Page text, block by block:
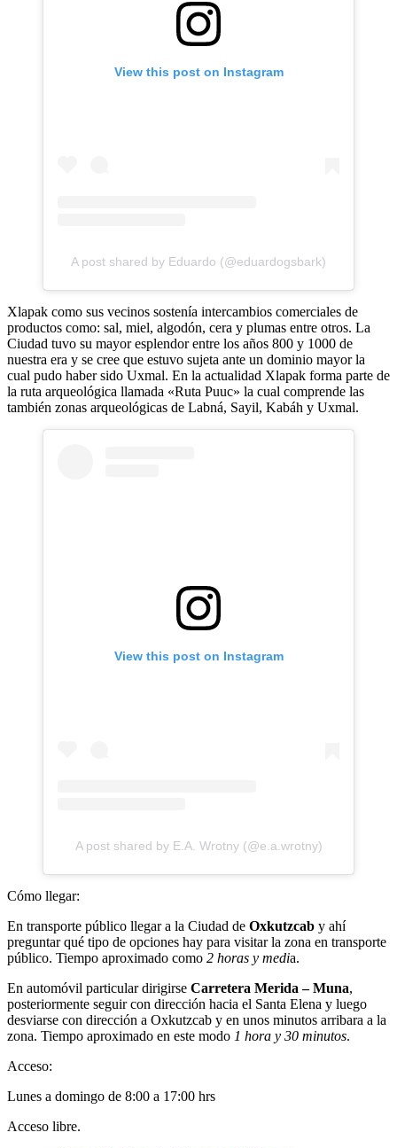
View this post on Instagram
A post shared by Eduardo (@eduardogsbark)
Xlapak como sus vecinos sostenía intercambios comerciales de
productos como: sal, miel, algodón, cera y plumas entre otros. La
Ciudad tuvo su mayor esplendor entre los años 800 y 1000 de
nuestra era y se cree que estuvo sujeta ante un dominio mayor la
cual pudo haber sido Uxmal. En la actualidad Xlapak forma parte de
la ruta arqueológica llamada «Ruta Puuc» la cual comprende las
también zonas arqueológicas de Labná, Sayil, Kabáh y Uxmal.
View this post on Instagram
A post shared by E.A. Wrotny (@e.a.wrotny)
Cómo llegar:
En transporte público llegar a la Ciudad de Oxkutzcab y ahí
preguntar qué tipo de opciones hay para visitar la zona en transporte
público. Tiempo aproximado como 2 horas y media.
En automóvil particular dirigirse Carretera Merida – Muna,
posteriormente seguir con dirección hacia el Santa Elena y luego
desviarse con dirección a Oxkutzcab y en unos minutos arribara a la
zona. Tiempo aproximado en este modo 1 hora y 30 minutos.
Acceso:
Lunes a domingo de 8:00 a 17:00 hrs
Acceso libre.